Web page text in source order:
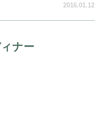
2016.01.12
ナー